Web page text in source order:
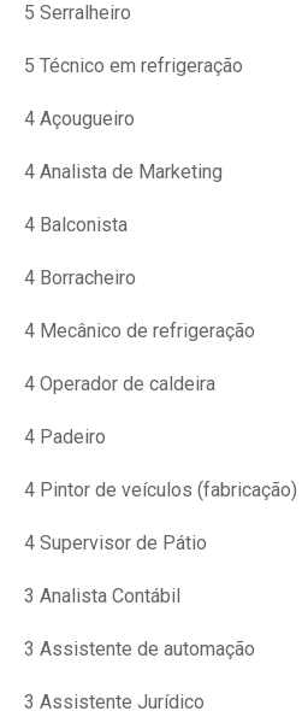
5 Serralheiro
5 Técnico em refrigeração
4 Açougueiro
4 Analista de Marketing
4 Balconista
4 Borracheiro
4 Mecânico de refrigeração
4 Operador de caldeira
4 Padeiro
4 Pintor de veículos (fabricação)
4 Supervisor de Pátio
3 Analista Contábil
3 Assistente de automação
3 Assistente Jurídico